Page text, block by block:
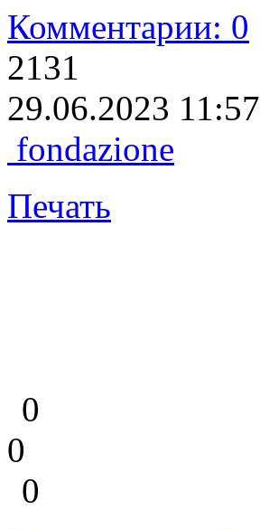
Комментарии: 0
2131
29.06.2023 11:57
fondazione
Печать
0
0
0